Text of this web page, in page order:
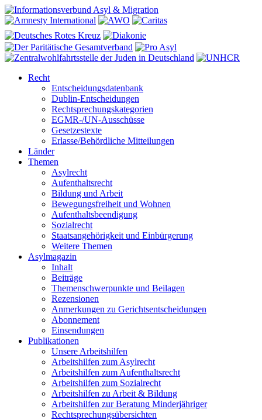
Recht
Entscheidungsdatenbank
Dublin-Entscheidungen
Rechtsprechungskategorien
EGMR-/UN-Ausschüsse
Gesetzestexte
Erlasse/Behördliche Mitteilungen
Länder
Themen
Asylrecht
Aufenthaltsrecht
Bildung und Arbeit
Bewegungsfreiheit und Wohnen
Aufenthaltsbeendigung
Sozialrecht
Staatsangehörigkeit und Einbürgerung
Weitere Themen
Asylmagazin
Inhalt
Beiträge
Themenschwerpunkte und Beilagen
Rezensionen
Anmerkungen zu Gerichtsentscheidungen
Abonnement
Einsendungen
Publikationen
Unsere Arbeitshilfen
Arbeitshilfen zum Asylrecht
Arbeitshilfen zum Aufenthaltsrecht
Arbeitshilfen zum Sozialrecht
Arbeitshilfen zu Arbeit & Bildung
Arbeitshilfen zur Beratung Minderjähriger
Rechtsprechungsübersichten